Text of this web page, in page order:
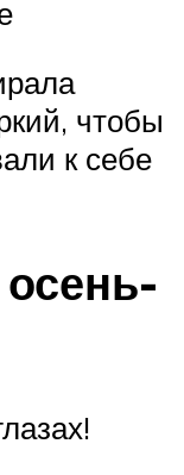
чтобы
к себе